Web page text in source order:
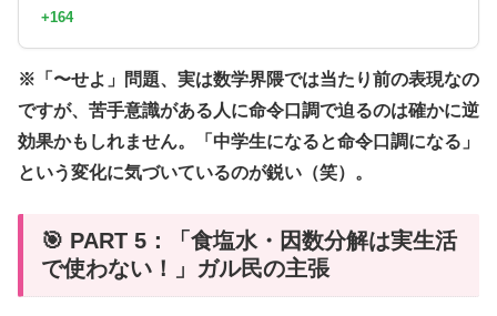
+164
※「〜せよ」問題、実は数学界隈では当たり前の表現なの
ですが、苦手意識がある人に命令口調で迫るのは確かに逆
効果かもしれません。「中学生になると命令口調になる」
という変化に気づいているのが鋭い（笑）。
🎯 PART 5：「食塩水・因数分解は実生活
で使わない！」ガル民の主張